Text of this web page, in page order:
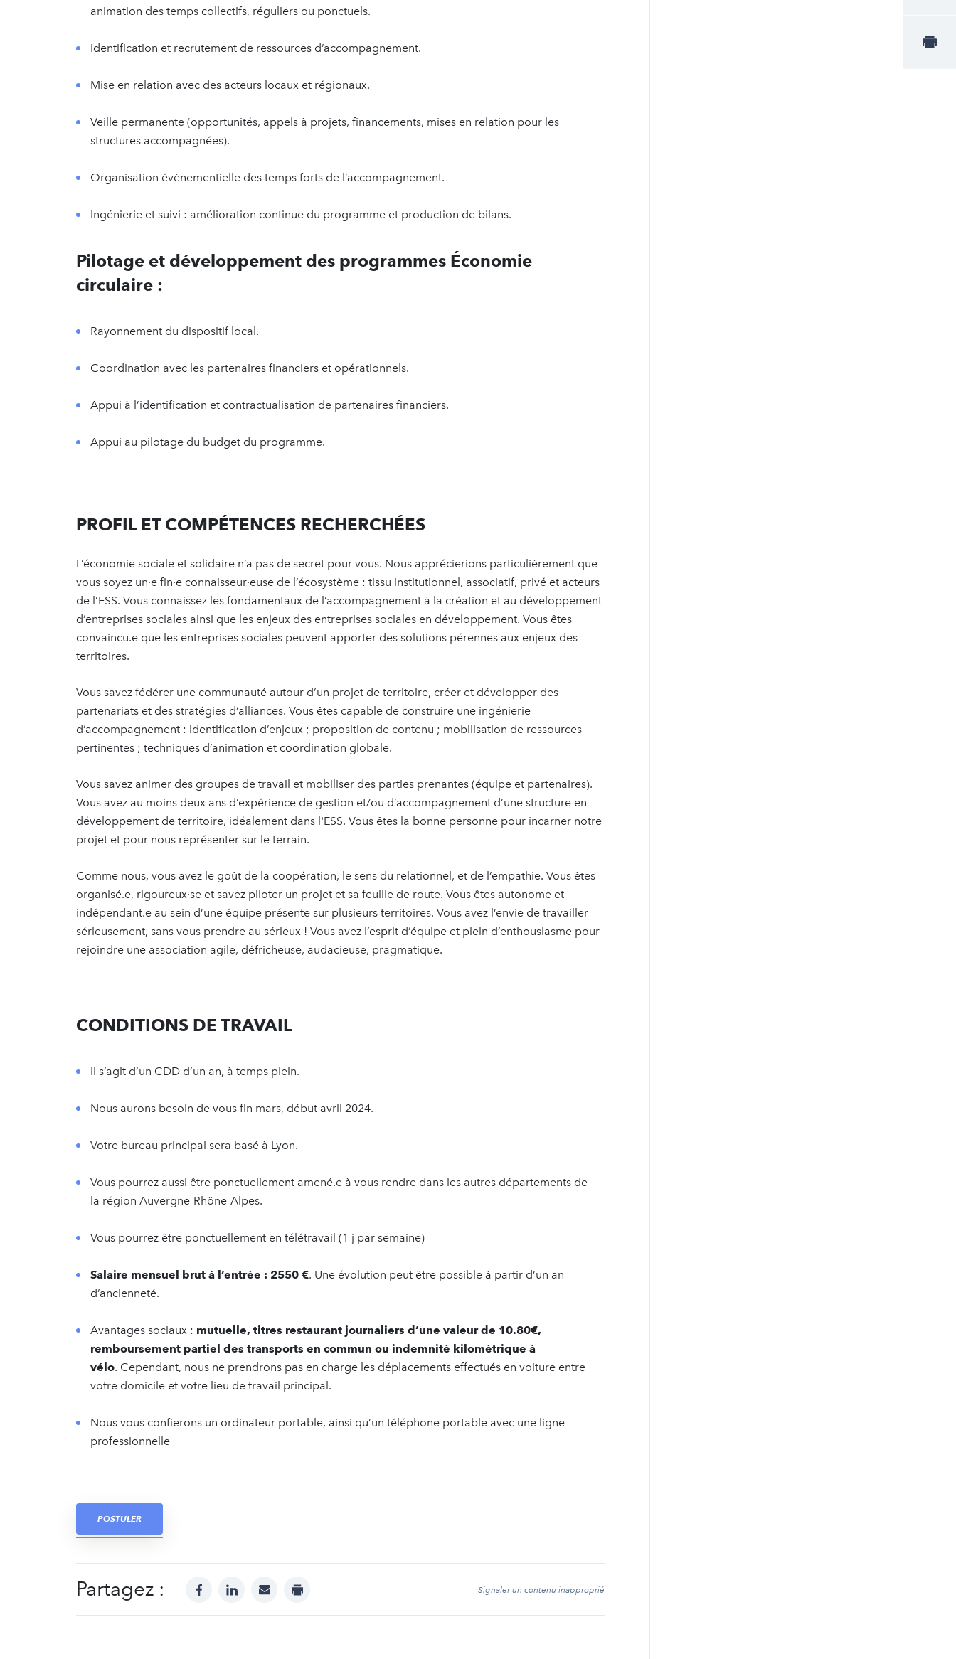
animation des temps collectifs, réguliers ou ponctuels.
Identification et recrutement de ressources d’accompagnement.
Mise en relation avec des acteurs locaux et régionaux.
Veille permanente (opportunités, appels à projets, financements, mises en relation pour les
structures accompagnées).
Organisation évènementielle des temps forts de l’accompagnement.
Ingénierie et suivi : amélioration continue du programme et production de bilans.
Pilotage et développement des programmes Économie
circulaire :
Rayonnement du dispositif local.
Coordination avec les partenaires financiers et opérationnels.
Appui à l’identification et contractualisation de partenaires financiers.
Appui au pilotage du budget du programme.
PROFIL ET COMPÉTENCES RECHERCHÉES
L’économie sociale et solidaire n’a pas de secret pour vous. Nous apprécierions particulièrement que
vous soyez un·e fin·e connaisseur·euse de l’écosystème : tissu institutionnel, associatif, privé et acteurs
de l’ESS. Vous connaissez les fondamentaux de l’accompagnement à la création et au développement
d’entreprises sociales ainsi que les enjeux des entreprises sociales en développement. Vous êtes
convaincu.e que les entreprises sociales peuvent apporter des solutions pérennes aux enjeux des
territoires.
Vous savez fédérer une communauté autour d’un projet de territoire, créer et développer des
partenariats et des stratégies d’alliances. Vous êtes capable de construire une ingénierie
d’accompagnement : identification d’enjeux ; proposition de contenu ; mobilisation de ressources
pertinentes ; techniques d’animation et coordination globale.
Vous savez animer des groupes de travail et mobiliser des parties prenantes (équipe et partenaires).
Vous avez au moins deux ans d’expérience de gestion et/ou d’accompagnement d’une structure en
développement de territoire, idéalement dans l'ESS. Vous êtes la bonne personne pour incarner notre
projet et pour nous représenter sur le terrain.
Comme nous, vous avez le goût de la coopération, le sens du relationnel, et de l’empathie. Vous êtes
organisé.e, rigoureux·se et savez piloter un projet et sa feuille de route. Vous êtes autonome et
indépendant.e au sein d’une équipe présente sur plusieurs territoires. Vous avez l’envie de travailler
sérieusement, sans vous prendre au sérieux ! Vous avez l’esprit d’équipe et plein d’enthousiasme pour
rejoindre une association agile, défricheuse, audacieuse, pragmatique.
CONDITIONS DE TRAVAIL
Il s’agit d’un CDD d’un an, à temps plein.
Nous aurons besoin de vous fin mars, début avril 2024.
Votre bureau principal sera basé à Lyon.
Vous pourrez aussi être ponctuellement amené.e à vous rendre dans les autres départements de
la région Auvergne-Rhône-Alpes.
Vous pourrez être ponctuellement en télétravail (1 j par semaine)
Salaire mensuel brut à l’entrée : 2550 €. Une évolution peut être possible à partir d’un an
d’ancienneté.
Avantages sociaux : mutuelle, titres restaurant journaliers d’une valeur de 10.80€,
remboursement partiel des transports en commun ou indemnité kilométrique à
vélo. Cependant, nous ne prendrons pas en charge les déplacements effectués en voiture entre
votre domicile et votre lieu de travail principal.
Nous vous confierons un ordinateur portable, ainsi qu’un téléphone portable avec une ligne
professionnelle
POSTULER
Partagez : facebooklinkedinmail print Signaler un contenu inapproprié